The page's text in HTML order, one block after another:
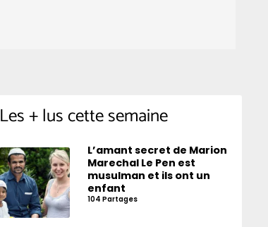
Les + lus cette semaine
L’amant secret de Marion
Marechal Le Pen est
musulman et ils ont un
enfant
104 Partages